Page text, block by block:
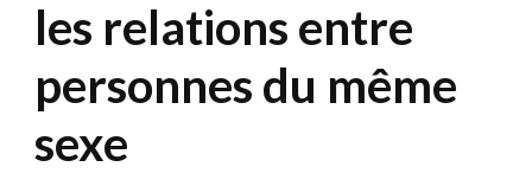
les relations entre
personnes du même
sexe